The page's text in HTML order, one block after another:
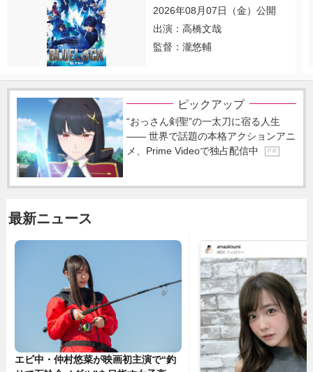
2026年08月07日（金）公開
出演：高橋文哉
監督：瀧悠輔
ピックアップ
“おっさん剣聖”の一太刀に宿る人生
―― 世界で話題の本格アクションアニ
メ、Prime Videoで独占配信中
P R
最新ニュース
エビ中・仲村悠菜が映画初主演で“釣